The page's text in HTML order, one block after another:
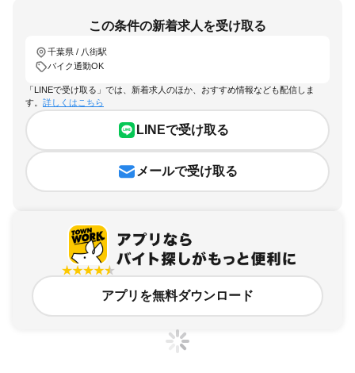
この条件の新着求人を受け取る
千葉県 / 八街駅
バイク通勤OK
「LINEで受け取る」では、新着求人のほか、おすすめ情報なども配信しま
す。 詳しくはこちら
LINEで受け取る
メールで受け取る
アプリを無料ダウンロード